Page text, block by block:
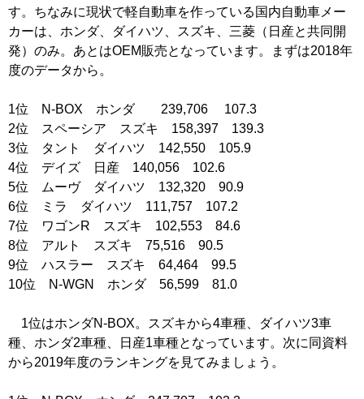
す。ちなみに現状で軽自動車を作っている国内自動車メー
カーは、ホンダ、ダイハツ、スズキ、三菱（日産と共同開
発）のみ。あとはOEM販売となっています。まずは2018年
度のデータから。
1位 N-BOX ホンダ 239,706 107.3
2位 スペーシア スズキ 158,397 139.3
3位 タント ダイハツ 142,550 105.9
4位 デイズ 日産 140,056 102.6
5位 ムーヴ ダイハツ 132,320 90.9
6位 ミラ ダイハツ 111,757 107.2
7位 ワゴンR スズキ 102,553 84.6
8位 アルト スズキ 75,516 90.5
9位 ハスラー スズキ 64,464 99.5
10位 N-WGN ホンダ 56,599 81.0
1位はホンダN-BOX。スズキから4車種、ダイハツ3車
種、ホンダ2車種、日産1車種となっています。次に同資料
から2019年度のランキングを見てみましょう。